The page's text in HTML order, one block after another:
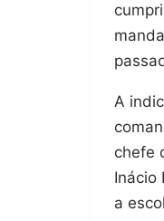
A
chefe
Inácio
a